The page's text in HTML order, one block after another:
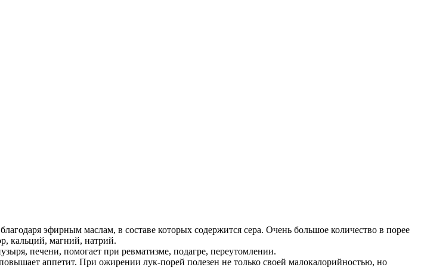
эфирным маслам, в составе которых содержится сера. Очень большое количество в порее
кальций, магний, натрий.
печени, помогает при ревматизме, подагре, переутомлении.
аппетит. При ожирении лук-порей полезен не только своей малокалорийностью, но